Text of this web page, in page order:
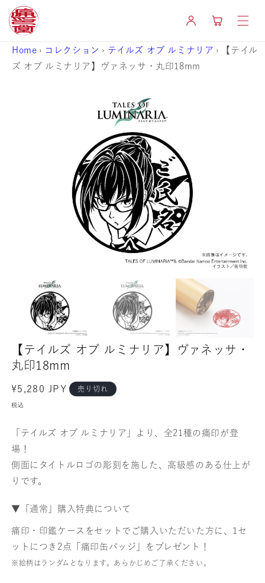
ンツに
進む
イ
ー
Home › コレクション › テイルズ オブ ルミナリア ›
【テイル
ズ オブ ルミナリア】ヴァネッサ・丸印18mm
【テイルズ オブ ルミナリア】ヴァネッサ・
丸印18mm
通
常
格
¥5,280 JPY 売り切れ
税込
「テイルズ オブ ルミナリア」より、全21種の痛印が登
場！
側面にタイトルロゴの彫刻を施した、高級感のある仕上が
りです。
▼「通常」購入特典について
痛印・印鑑ケースをセットでご購入いただいた方に、1セ
ットにつき2点「痛印缶バッジ」をプレゼント！
※絵柄はランダムとなります。あらかじめご了承ください。